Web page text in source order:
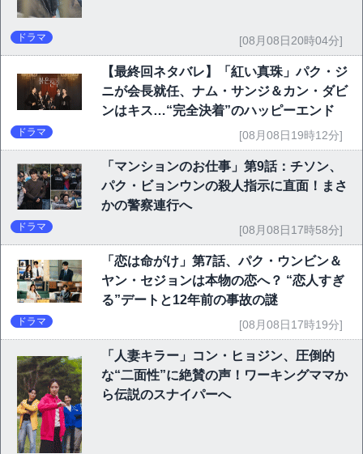
ドラマ [08月08日20時04分]
【最終回ネタバレ】「紅い真珠」パク・ジ
ニが会長就任、ナム・サンジ＆カン・ダビ
ンはキス…“完全決着”のハッピーエンド
ドラマ [08月08日19時12分]
「マンションのお仕事」第9話：チソン、
パク・ビョンウンの殺人指示に直面！まさ
かの警察連行へ
ドラマ [08月08日17時58分]
「恋は命がけ」第7話、パク・ウンビン＆
ヤン・セジョンは本物の恋へ？ “恋人すぎ
る”デートと12年前の事故の謎
ドラマ [08月08日17時19分]
「人妻キラー」コン・ヒョジン、圧倒的
な“二面性”に絶賛の声！ワーキングママか
ら伝説のスナイパーへ